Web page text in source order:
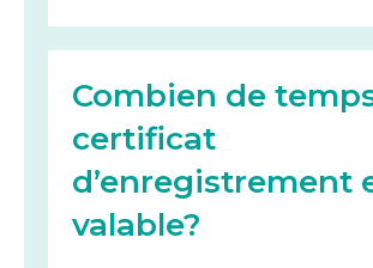
Combien de
certificat
d’enregistrement
valable?